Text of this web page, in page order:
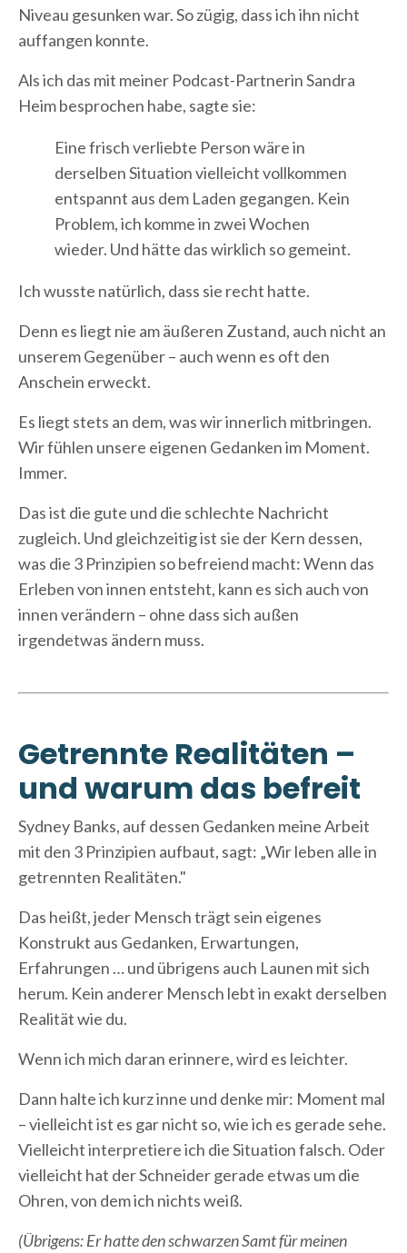
Niveau gesunken war. So zügig, dass ich ihn nicht
auffangen konnte.
Als ich das mit meiner Podcast-Partnerin Sandra
Heim besprochen habe, sagte sie:
Eine frisch verliebte Person wäre in
derselben Situation vielleicht vollkommen
entspannt aus dem Laden gegangen. Kein
Problem, ich komme in zwei Wochen
wieder. Und hätte das wirklich so gemeint.
Ich wusste natürlich, dass sie recht hatte.
Denn es liegt nie am äußeren Zustand, auch nicht an
unserem Gegenüber – auch wenn es oft den
Anschein erweckt.
Es liegt stets an dem, was wir innerlich mitbringen.
Wir fühlen unsere eigenen Gedanken im Moment.
Immer.
Das ist die gute und die schlechte Nachricht
zugleich. Und gleichzeitig ist sie der Kern dessen,
was die 3 Prinzipien so befreiend macht: Wenn das
Erleben von innen entsteht, kann es sich auch von
innen verändern – ohne dass sich außen
irgendetwas ändern muss.
Getrennte Realitäten –
und warum das befreit
Sydney Banks, auf dessen Gedanken meine Arbeit
mit den 3 Prinzipien aufbaut, sagt: „Wir leben alle in
getrennten Realitäten."
Das heißt, jeder Mensch trägt sein eigenes
Konstrukt aus Gedanken, Erwartungen,
Erfahrungen … und übrigens auch Launen mit sich
herum. Kein anderer Mensch lebt in exakt derselben
Realität wie du.
Wenn ich mich daran erinnere, wird es leichter.
Dann halte ich kurz inne und denke mir: Moment mal
– vielleicht ist es gar nicht so, wie ich es gerade sehe.
Vielleicht interpretiere ich die Situation falsch. Oder
vielleicht hat der Schneider gerade etwas um die
Ohren, von dem ich nichts weiß.
(Übrigens: Er hatte den schwarzen Samt für meinen